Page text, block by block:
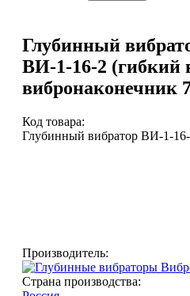
Глубинный
ВИ-1-16-2 (гибкий
вибронаконечник
Код товара:
Глубинный вибратор ВИ-1-
Производитель:
Страна производства: